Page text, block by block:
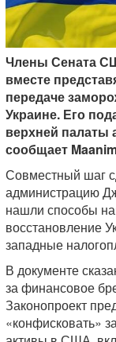
Члены Сената
вместе
передаче
Украине. Его
верхней палаты
сообщает
Совместный шаг
администрацию
нашли способы
восстановление
западные
В документе
за финансовое
Законопроект
«конфисковать»